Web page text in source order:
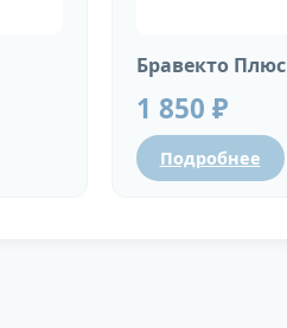
Бравекто Плюс
1 850 ₽
Подробнее